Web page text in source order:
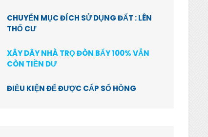
CHUYỂN MỤC ĐÍCH SỬ DỤNG ĐẤT : LÊN
THỔ CƯ
XÂY DÃY NHÀ TRỌ ĐÒN BẨY 100% VẪN
CÒN TIỀN DƯ
ĐIỀU KIỆN ĐỂ ĐƯỢC CẤP SỔ HỒNG